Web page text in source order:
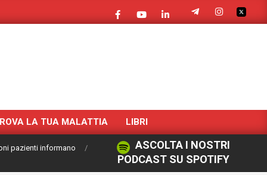
LA TUA MALATTIA LIBRI
pazienti informano
ASCOLTA I NOSTRI
PODCAST SU SPOTIFY